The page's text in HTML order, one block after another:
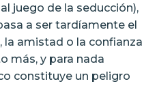
juego de la seducción),
a ser tardíamente el
amistad o la confianza
más, y para nada
constituye un peligro